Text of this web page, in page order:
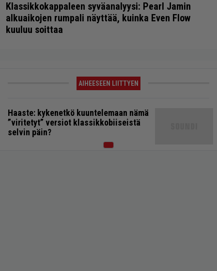
Klassikkokappaleen syväanalyysi: Pearl Jamin
alkuaikojen rumpali näyttää, kuinka Even Flow
kuuluu soittaa
AIHEESEEN LIITTYEN
Haaste: kykenetkö kuuntelemaan nämä
”viritetyt” versiot klassikkobiiseistä
selvin päin?